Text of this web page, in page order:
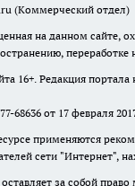
(Коммерческий отдел)
на данном сайте,
16+. Редакция
77-68636 от 17 февраля
применяются
сети "Интернет",
за собой